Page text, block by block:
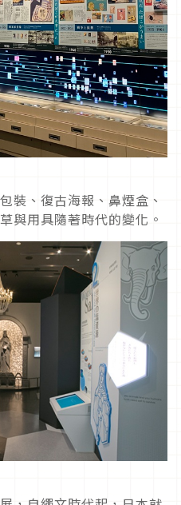
裝、復古海報、鼻煙盒、
與用具隨著時代的變化。